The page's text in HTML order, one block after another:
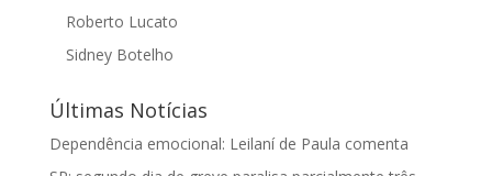
Roberto Lucato
Sidney Botelho
Últimas Notícias
Dependência emocional: Leilaní de Paula comenta